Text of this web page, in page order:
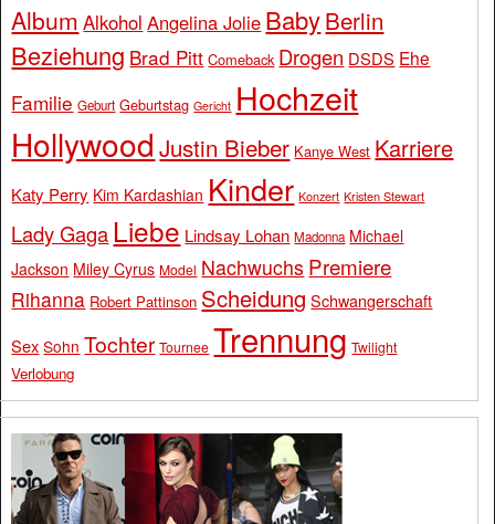
Album Alkohol Angelina Jolie BabyBerlin
Beziehung Brad Pitt Comeback Drogen DSDS Ehe
Familie Geburt Geburtstag Gericht Hochzeit
Hollywood Justin Bieber Kanye West Karriere
Katy Perry Kim Kardashian Kinder Konzert Kristen Stewart
Lady Gaga Liebe Lindsay Lohan Madonna Michael
Jackson Miley Cyrus Model Nachwuchs Premiere
Rihanna Robert Pattinson Scheidung Schwangerschaft
Sex Sohn Tochter Tournee Trennung Twilight
Verlobung